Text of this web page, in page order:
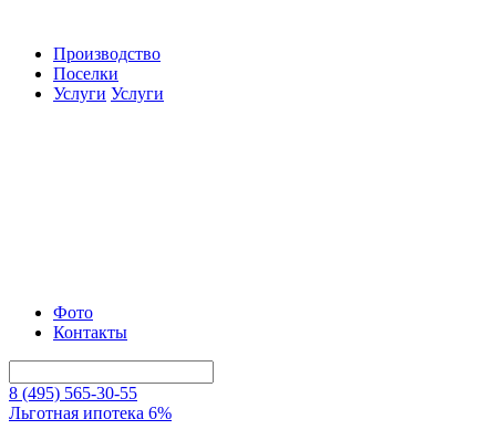
Производство
Поселки
Услуги Услуги
Фото
Контакты
8 (495) 565-30-55
Льготная ипотека 6%